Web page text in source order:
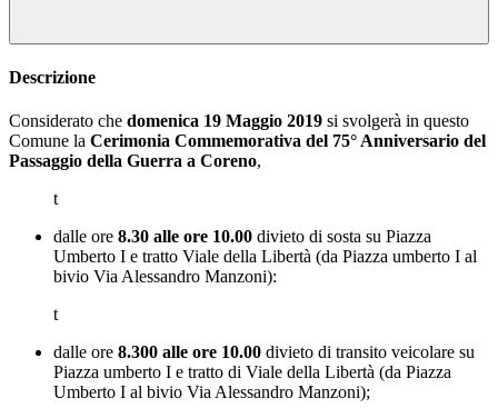
Descrizione
Considerato che domenica 19 Maggio 2019 si svolgerà in questo
Comune la Cerimonia Commemorativa del 75° Anniversario del
Passaggio della Guerra a Coreno,
t
dalle ore 8.30 alle ore 10.00 divieto di sosta su Piazza
Umberto I e tratto Viale della Libertà (da Piazza umberto I al
bivio Via Alessandro Manzoni):
t
dalle ore 8.300 alle ore 10.00 divieto di transito veicolare su
Piazza umberto I e tratto di Viale della Libertà (da Piazza
Umberto I al bivio Via Alessandro Manzoni);